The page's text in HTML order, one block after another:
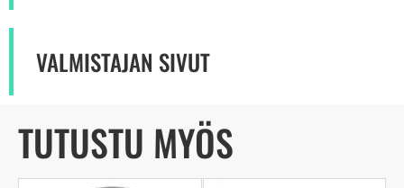
VALMISTAJAN SIVUT
TUTUSTU MYÖS